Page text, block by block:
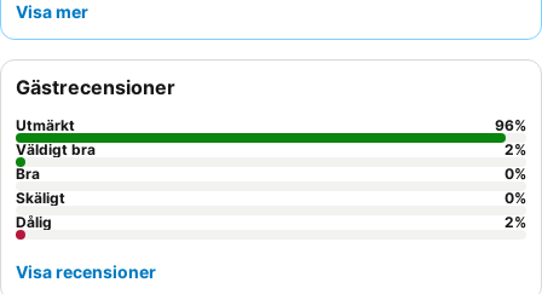
superb kvaliteten på maten, med frukost som serveras à la
att boka en svit med en
Visa mer
Gästrecensioner
Utmärkt 96%
Väldigt bra
2%
Bra
0%
Skäligt
0%
Dålig
2%
Visa recensioner